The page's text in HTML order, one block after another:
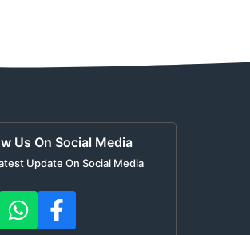
Us On Social Media
Update On Social Media